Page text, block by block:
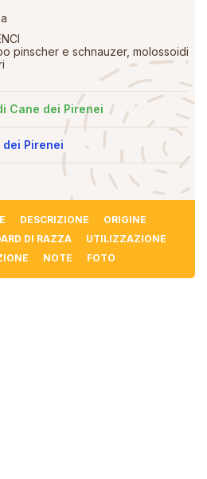
pinscher e schnauzer, molossoidi
Cane dei Pirenei
Pirenei
DESCRIZIONE
ORIGINE
DI RAZZA
UTILIZZAZIONE
NOTE FOTO